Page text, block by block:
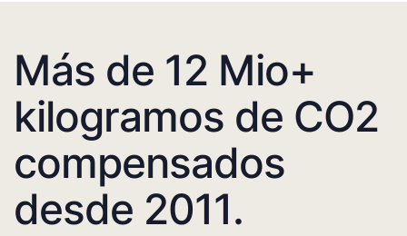
Más de 12 Mio+
kilogramos de CO2
compensados
desde 2011.